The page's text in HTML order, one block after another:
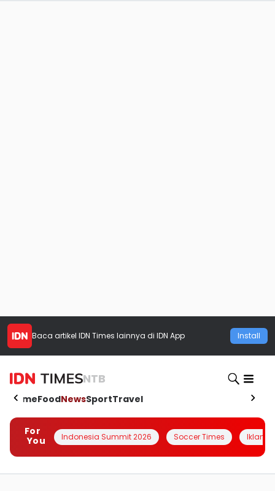
Baca artikel IDN Times lainnya di IDN App Install
NTB
HomeFoodNewsSportTravel
For
You
Indonesia Summit 2026 Soccer Times Iklanin